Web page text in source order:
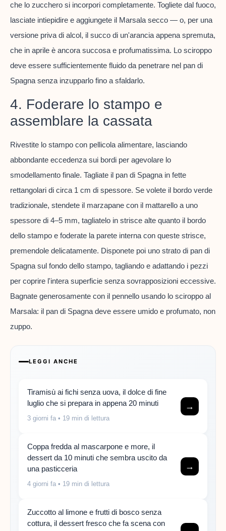
che lo zucchero si incorpori completamente. Togliete dal fuoco,
lasciate intiepidire e aggiungete il Marsala secco — o, per una
versione priva di alcol, il succo di un'arancia appena spremuta,
che in aprile è ancora succosa e profumatissima. Lo sciroppo
deve essere sufficientemente fluido da penetrare nel pan di
Spagna senza inzupparlo fino a sfaldarlo.
4. Foderare lo stampo e
assemblare la cassata
Rivestite lo stampo con pellicola alimentare, lasciando
abbondante eccedenza sui bordi per agevolare lo
smodellamento finale. Tagliate il pan di Spagna in fette
rettangolari di circa 1 cm di spessore. Se volete il bordo verde
tradizionale, stendete il marzapane con il mattarello a uno
spessore di 4–5 mm, tagliatelo in strisce alte quanto il bordo
dello stampo e foderate la parete interna con queste strisce,
premendole delicatamente. Disponete poi uno strato di pan di
Spagna sul fondo dello stampo, tagliando e adattando i pezzi
per coprire l'intera superficie senza sovrapposizioni eccessive.
Bagnate generosamente con il pennello usando lo sciroppo al
Marsala: il pan di Spagna deve essere umido e profumato, non
zuppo.
LEGGI ANCHE
Tiramisù ai fichi senza uova, il dolce di fine
luglio che si prepara in appena 20 minuti
3 giorni fa • 19 min di lettura
→
Coppa fredda al mascarpone e more, il
dessert da 10 minuti che sembra uscito da
una pasticceria
4 giorni fa • 19 min di lettura
→
Zuccotto al limone e frutti di bosco senza
cottura, il dessert fresco che fa scena con